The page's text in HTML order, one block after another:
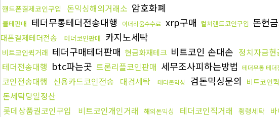
핸드폰결제코인구입 돈믹싱해외거래소 암호화폐
블테판매 테더무통테더전송대행 이더리움수수료 xrp구매 컬쳐랜드코인구입 돈현
대폰결제테더전송
테더코인판매 카지노세탁
비트코인퀵거래 테더구매테더판매 현금화재테크 비트코인 손대손 정치자금현
테더전송대행 btc파는곳 트론리플코인판매 세무조사피하는방법 테더무통 테더
코인전송대행 신용카드코인전송 대검세탁 테더돈믹싱 검돈믹싱문의 비트코인
돈세탁당일정산
롯데상품권코인구입
비트코인개인거래 해외돈믹싱 테더코인직거래 횡령세탁